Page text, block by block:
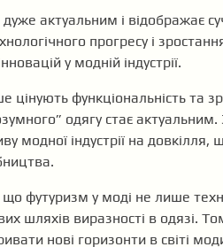
актуальним і відображає
прогресу і
у модній індустрії.
цінують функціональність та
одягу стає
модної індустрії на
футуризм у моді не лише
шляхів виразності в одязі.
нові горизонти в світі